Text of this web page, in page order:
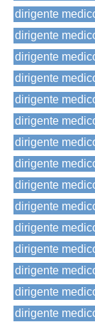
dirigente
dirigente
dirigente
dirigente
dirigente
dirigente
dirigente
dirigente
dirigente
dirigente
dirigente
dirigente
dirigente
dirigente
dirigente